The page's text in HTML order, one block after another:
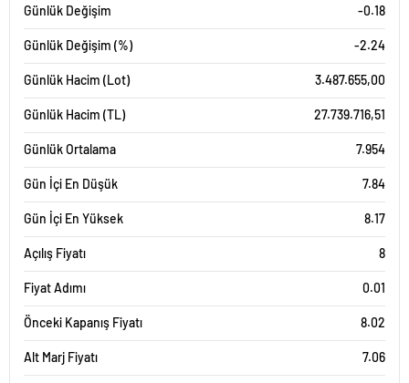
Günlük Değişim -0.18
Günlük Değişim (%) -2.24
Günlük Hacim (Lot) 3.487.655,00
Günlük Hacim (TL) 27.739.716,51
Günlük Ortalama 7.954
Gün İçi En Düşük 7.84
Gün İçi En Yüksek 8.17
Açılış Fiyatı 8
Fiyat Adımı 0.01
Önceki Kapanış Fiyatı 8.02
Alt Marj Fiyatı 7.06